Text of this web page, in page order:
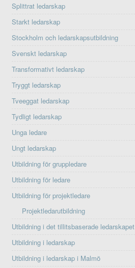
Splittrat ledarskap
Starkt ledarskap
Stockholm och ledarskapsutbildning
Svenskt ledarskap
Transformativt ledarskap
Tryggt ledarskap
Tveeggat ledarskap
Tydligt ledarskap
Unga ledare
Ungt ledarskap
Utbildning för gruppledare
Utbildning för ledare
Utbildning för projektledare
Projektledarutbildning
Utbildning i det tillitsbaserade ledarskapet
Utbildning i ledarskap
Utbildning i ledarskap i Malmö